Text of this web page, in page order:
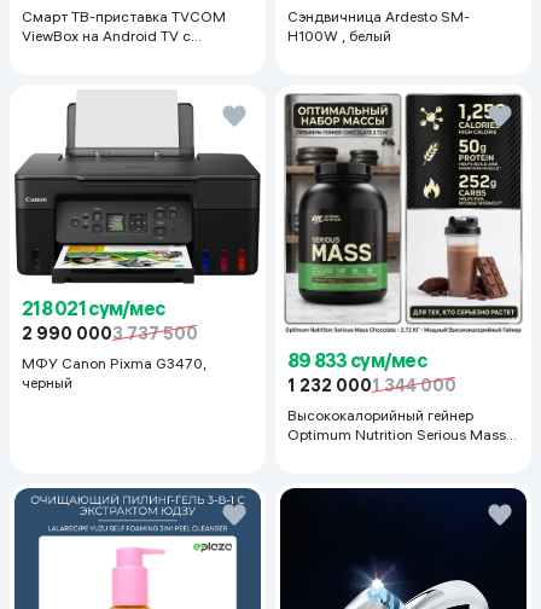
Смарт ТВ-приставка TVCOM
ViewBox на Android TV с
Сэндвичница Ardesto SM-
H100W , белый
218 021 сум/мес
2 990 0003 737 500
МФУ Canon Pixma G3470,
черный
89 833 сум/мес
1 232 0001 344 000
Высококалорийный гейнер
Optimum Nutrition Serious Mass,